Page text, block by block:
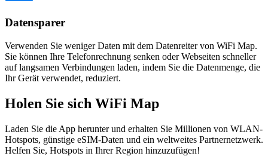
Datensparer
Verwenden Sie weniger Daten mit dem Datenreiter von WiFi Map.
Sie können Ihre Telefonrechnung senken oder Webseiten schneller
auf langsamen Verbindungen laden, indem Sie die Datenmenge, die
Ihr Gerät verwendet, reduziert.
Holen Sie sich WiFi Map
Laden Sie die App herunter und erhalten Sie Millionen von WLAN-
Hotspots, günstige eSIM-Daten und ein weltweites Partnernetzwerk.
Helfen Sie, Hotspots in Ihrer Region hinzuzufügen!